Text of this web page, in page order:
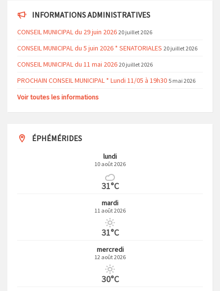
INFORMATIONS ADMINISTRATIVES
CONSEIL MUNICIPAL du 29 juin 2026 20 juillet 2026
CONSEIL MUNICIPAL du 5 juin 2026 * SENATORIALES 20 juillet 2026
CONSEIL MUNICIPAL du 11 mai 2026 20 juillet 2026
PROCHAIN CONSEIL MUNICIPAL * Lundi 11/05 à 19h30 5 mai 2026
Voir toutes les informations
ÉPHÉMÉRIDES
lundi
10 août 2026
31°C
mardi
11 août 2026
31°C
mercredi
12 août 2026
30°C